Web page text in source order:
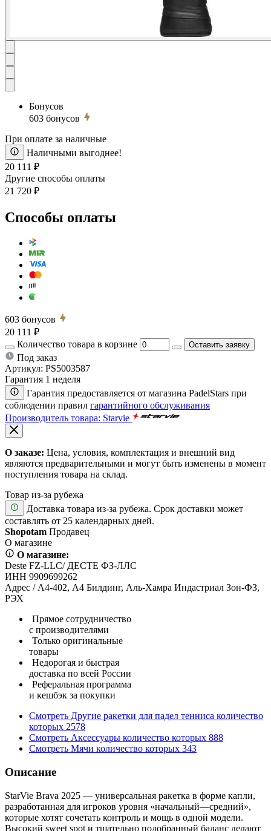
Бонусов
603 бонусов
При оплате за наличные
Наличными выгоднее!
20 111 ₽
Другие способы оплаты
21 720 ₽
Способы оплаты
603 бонусов
20 111 ₽
Количество товара в корзине
Оставить заявку
Под заказ
Артикул: PS5003587
Гарантия 1 неделя
Гарантия предоставляется от магазина PadelStars при
соблюдении правил гарантийного обслуживания
Производитель товара: Starvie
О заказе: Цена, условия, комплектация и внешний вид
являются предварительными и могут быть изменены в момент
поступления товара на склад.
Товар из-за рубежа
Доставка товара из-за рубежа. Срок доставки может
составлять от 25 календарных дней.
Shopotam Продавец
О магазине
О магазине:
Deste FZ-LLC/ ДЕСТЕ ФЗ-ЛЛС
ИНН 9909699262
Адрес / А4-402, А4 Билдинг, Аль-Хамра Индастриал Зон-ФЗ,
РЭХ
Прямое сотрудничество
с производителями
Только оригинальные
товары
Недорогая и быстрая
доставка по всей России
Реферальная программа
и кешбэк за покупки
Смотреть Другие ракетки для падел тенниса количество
которых 2578
Смотреть Аксессуары количество которых 888
Смотреть Мячи количество которых 343
Описание
StarVie Brava 2025 — универсальная ракетка в форме капли,
разработанная для игроков уровня «начальный—средний»,
которые хотят сочетать контроль и мощь в одной модели.
Высокий sweet spot и тщательно подобранный баланс делают